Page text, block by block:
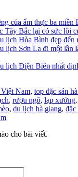
của ẩm thực ba miền
Tây Bắc lại có sức lôi
lịch Hòa Bình đẹp đến
lịch Sơn La đi một lần
lịch Điện Biên nhất
Việt Nam, top đặc sản
, rượu ngô, lạp xưởng,
, du lịch hà giang, đặc
cho bài viết.